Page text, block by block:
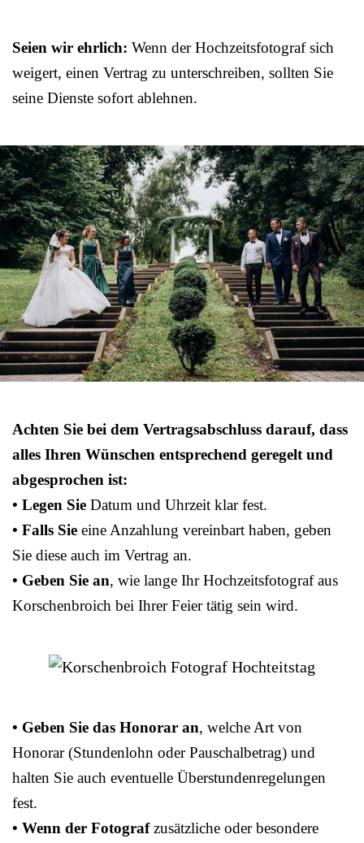
Seien wir ehrlich: Wenn der Hochzeitsfotograf sich
weigert, einen Vertrag zu unterschreiben, sollten Sie
seine Dienste sofort ablehnen.
Achten Sie bei dem Vertragsabschluss darauf, dass
alles Ihren Wünschen entsprechend geregelt und
abgesprochen ist:
• Legen Sie Datum und Uhrzeit klar fest.
• Falls Sie eine Anzahlung vereinbart haben, geben
Sie diese auch im Vertrag an.
• Geben Sie an, wie lange Ihr Hochzeitsfotograf aus
Korschenbroich bei Ihrer Feier tätig sein wird.
• Geben Sie das Honorar an, welche Art von
Honorar (Stundenlohn oder Pauschalbetrag) und
halten Sie auch eventuelle Überstundenregelungen
fest.
• Wenn der Fotografzusätzliche oder besondere